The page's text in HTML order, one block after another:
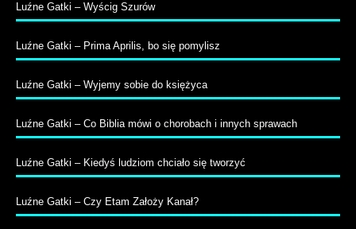
Luźne Gatki – Wyścig Szurów
Luźne Gatki – Prima Aprilis, bo się pomylisz
Luźne Gatki – Wyjemy sobie do księżyca
Luźne Gatki – Co Biblia mówi o chorobach i innych sprawach
Luźne Gatki – Kiedyś ludziom chciało się tworzyć
Luźne Gatki – Czy Etam Założy Kanał?